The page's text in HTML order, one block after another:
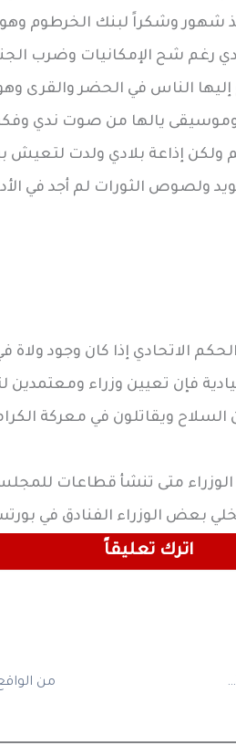
شهور وشكراً لبنك الخرطوم
رغم شح الإمكانيات وضرب
الناس في الحضر والقرى
يالها من صوت ندي
ولكن إذاعة بلادي ولدت لتعيش
ولصوص الثورات لم أجد في
الاتحادي إذا كان وجود
فإن تعيين وزراء ومعتمدين
السلاح ويقاتلون في معركة
الوزراء متى تنشأ قطاعات
بعض الوزراء الفنادق في
اترك تعليقاً
حاطب ليل د. عبداللطيف البوني النتيجة “6/ صفر” لصالح الدولة من